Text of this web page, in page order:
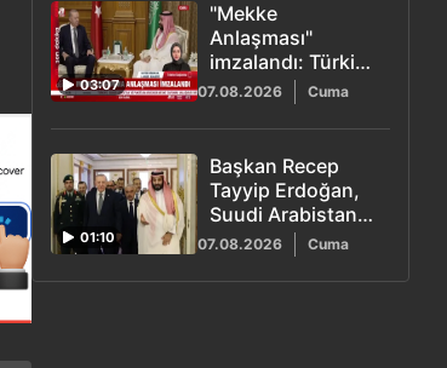
03:07
"Mekke
Anlaşması"
imzalandı: Türkiye
Suudi Arabistan
ve Pakistan’dan
üçlü savunma
paktı
07.08.2026 Cuma
01:10
Başkan Recep
Tayyip Erdoğan,
Suudi Arabistan
Veliaht Prensi
Muhammed bin
Selman ile
07.08.2026 Cuma